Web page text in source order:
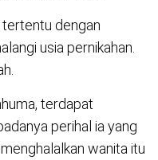
tertentu dengan
usia pernikahan.
terdapat
perihal ia yang
wanita itu